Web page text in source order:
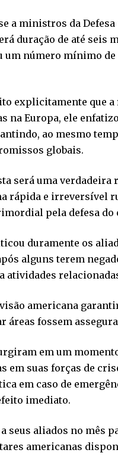
a ministros da Defesa
duração de até seis
um número mínimo
explicitamente que
na Europa, ele
ao mesmo
globais.
será uma
rápida e irreversível
pela defesa do
duramente os
alguns terem
atividades
americana
áreas fossem
em um
em suas forças de
em caso de
imediato.
seus aliados no mês
americanas